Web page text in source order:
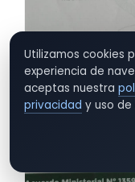
Utilizamos cookies
experiencia de
aceptas nuestra
privacidad y uso de